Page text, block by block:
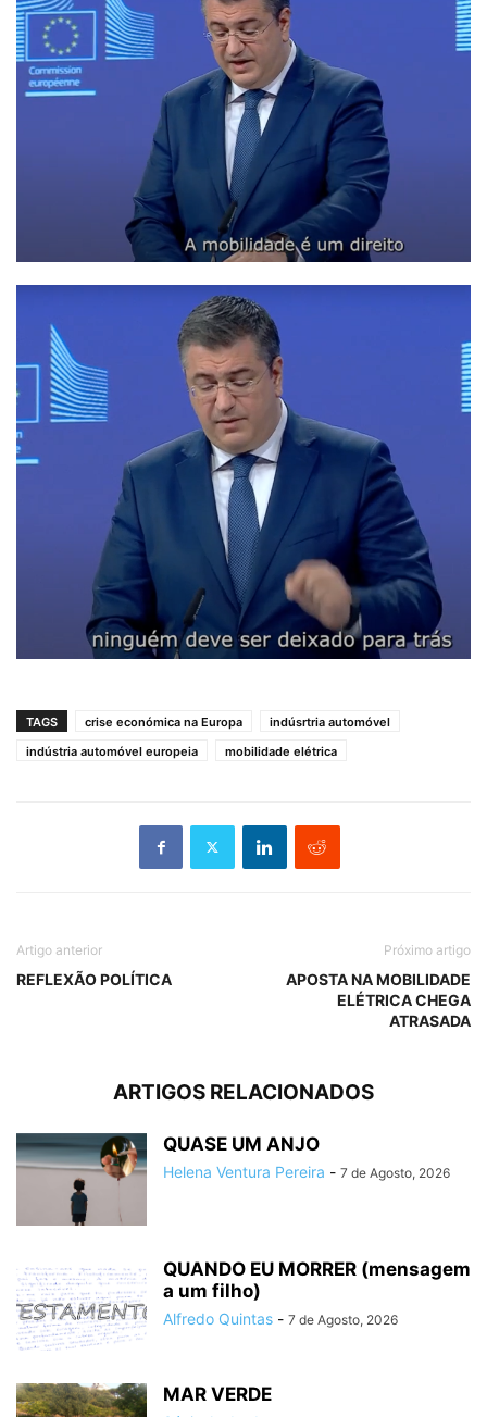
TAGS crise económica na Europa
indúsrtria automóvel
indústria automóvel europeia
mobilidade elétrica
Artigo anterior
REFLEXÃO POLÍTICA
Próximo artigo
APOSTA NA MOBILIDADE
ELÉTRICA CHEGA
ATRASADA
ARTIGOS RELACIONADOS
QUASE UM ANJO
Helena Ventura Pereira - 7 de Agosto, 2026
QUANDO EU MORRER (mensagem
a um filho)
Alfredo Quintas - 7 de Agosto, 2026
MAR VERDE